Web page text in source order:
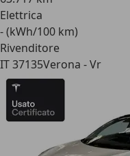
Elettrica
- (kWh/100 km)
Rivenditore
IT 37135Verona - Vr